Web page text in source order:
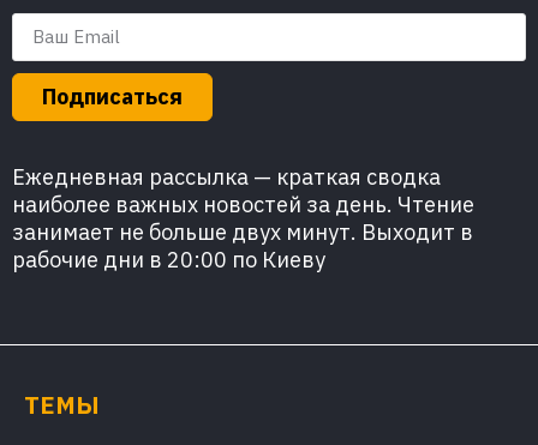
Подписаться
Ежедневная рассылка — краткая сводка
наиболее важных новостей за день. Чтение
занимает не больше двух минут. Выходит в
рабочие дни в 20:00 по Киеву
ТЕМЫ